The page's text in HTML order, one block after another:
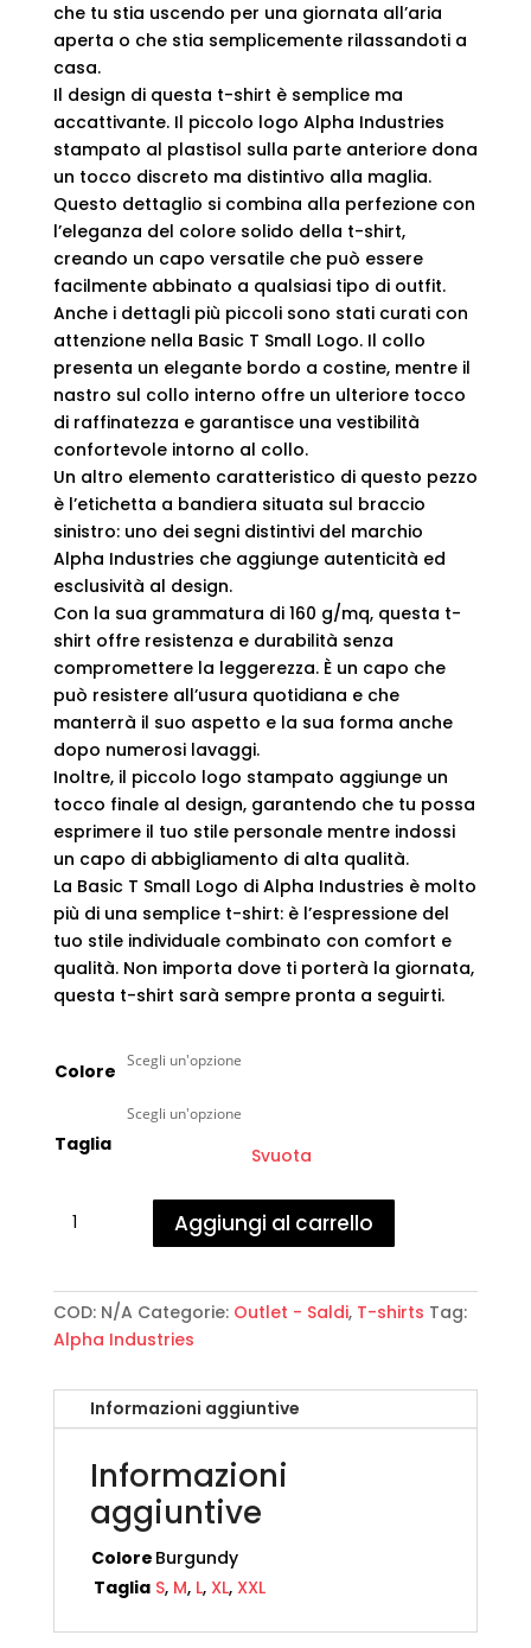
che tu stia uscendo per una giornata all’aria
aperta o che stia semplicemente rilassandoti a
casa.
Il design di questa t-shirt è semplice ma
accattivante. Il piccolo logo Alpha Industries
stampato al plastisol sulla parte anteriore dona
un tocco discreto ma distintivo alla maglia.
Questo dettaglio si combina alla perfezione con
l’eleganza del colore solido della t-shirt,
creando un capo versatile che può essere
facilmente abbinato a qualsiasi tipo di outfit.
Anche i dettagli più piccoli sono stati curati con
attenzione nella Basic T Small Logo. Il collo
presenta un elegante bordo a costine, mentre il
nastro sul collo interno offre un ulteriore tocco
di raffinatezza e garantisce una vestibilità
confortevole intorno al collo.
Un altro elemento caratteristico di questo pezzo
è l’etichetta a bandiera situata sul braccio
sinistro: uno dei segni distintivi del marchio
Alpha Industries che aggiunge autenticità ed
esclusività al design.
Con la sua grammatura di 160 g/mq, questa t-
shirt offre resistenza e durabilità senza
compromettere la leggerezza. È un capo che
può resistere all’usura quotidiana e che
manterrà il suo aspetto e la sua forma anche
dopo numerosi lavaggi.
Inoltre, il piccolo logo stampato aggiunge un
tocco finale al design, garantendo che tu possa
esprimere il tuo stile personale mentre indossi
un capo di abbigliamento di alta qualità.
La Basic T Small Logo di Alpha Industries è molto
più di una semplice t-shirt: è l’espressione del
tuo stile individuale combinato con comfort e
qualità. Non importa dove ti porterà la giornata,
questa t-shirt sarà sempre pronta a seguirti.
Colore
Taglia
Svuota
Industries
T-
Shirt
Logo
quantità
Aggiungi al carrello
COD: N/A Categorie: Outlet - Saldi, T-shirts Tag:
Alpha Industries
Informazioni aggiuntive
Informazioni
aggiuntive
Colore Burgundy
Taglia S, M, L, XL, XXL